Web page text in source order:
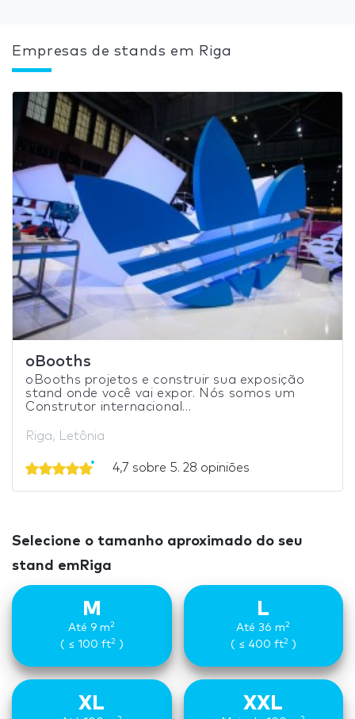
Empresas de stands em Riga
oBooths
oBooths projetos e construir sua exposição
stand onde você vai expor. Nós somos um
Construtor internacional...
Riga, Letônia
4,7 sobre 5. 28 opiniões
Selecione o tamanho aproximado do seu
stand emRiga
M
Até 9 m2
( ≤ 100 ft2)
L
Até 36 m2
( ≤ 400 ft2)
XL XXL